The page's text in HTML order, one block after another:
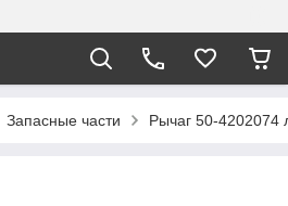
Запасные части Рычаг 50-